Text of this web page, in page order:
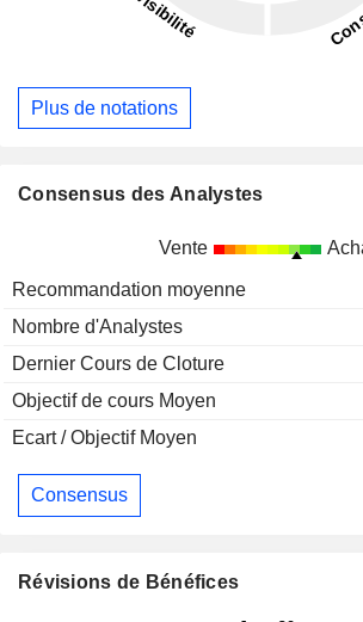
Plus de notations
Consensus des Analystes
Vente
Recommandation moyenne
Nombre d'Analystes
Dernier Cours de Cloture
Objectif de cours Moyen
Ecart / Objectif Moyen
Consensus
Révisions de Bénéfices